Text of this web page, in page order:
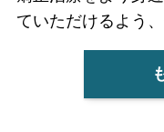
ていただけるよう